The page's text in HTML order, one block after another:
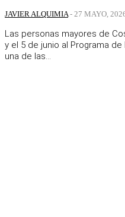
JAVIER ALQUIMIA - 27 MAYO,
Las personas mayores de
y el 5 de junio al Programa
una de las...